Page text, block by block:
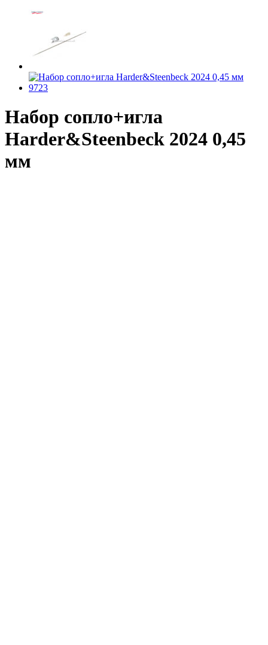
Набор сопло+игла
Harder&Steenbeck 2024 0,45
мм